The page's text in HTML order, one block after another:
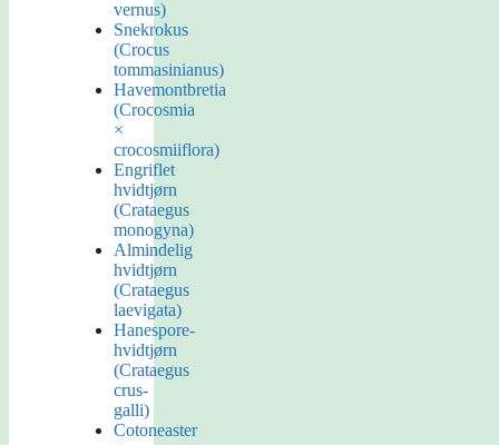
vernus)
Snekrokus
(Crocus
tommasinianus)
Havemontbretia
(Crocosmia
×
crocosmiiflora)
Engriflet
hvidtjørn
(Crataegus
monogyna)
Almindelig
hvidtjørn
(Crataegus
laevigata)
Hanespore-
hvidtjørn
(Crataegus
crus-
galli)
Cotoneaster